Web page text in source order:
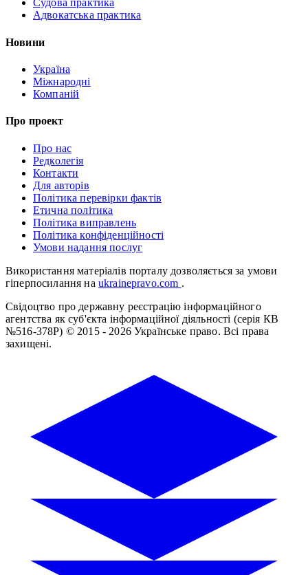
Судова практика
Адвокатська практика
Новини
Україна
Міжнародні
Компаній
Про проект
Про нас
Редколегія
Контакти
Для авторів
Політика перевірки фактів
Етична політика
Політика виправлень
Політика конфіденційності
Умови надання послуг
Використання матеріалів порталу дозволяється за умови
гіперпосилання на ukrainepravo.com .
Свідоцтво про державну реєстрацію інформаційного
агентства як суб'єкта інформаційної діяльності (серія КВ
№516-378Р) © 2015 - 2026 Українське право. Всі права
захищені.